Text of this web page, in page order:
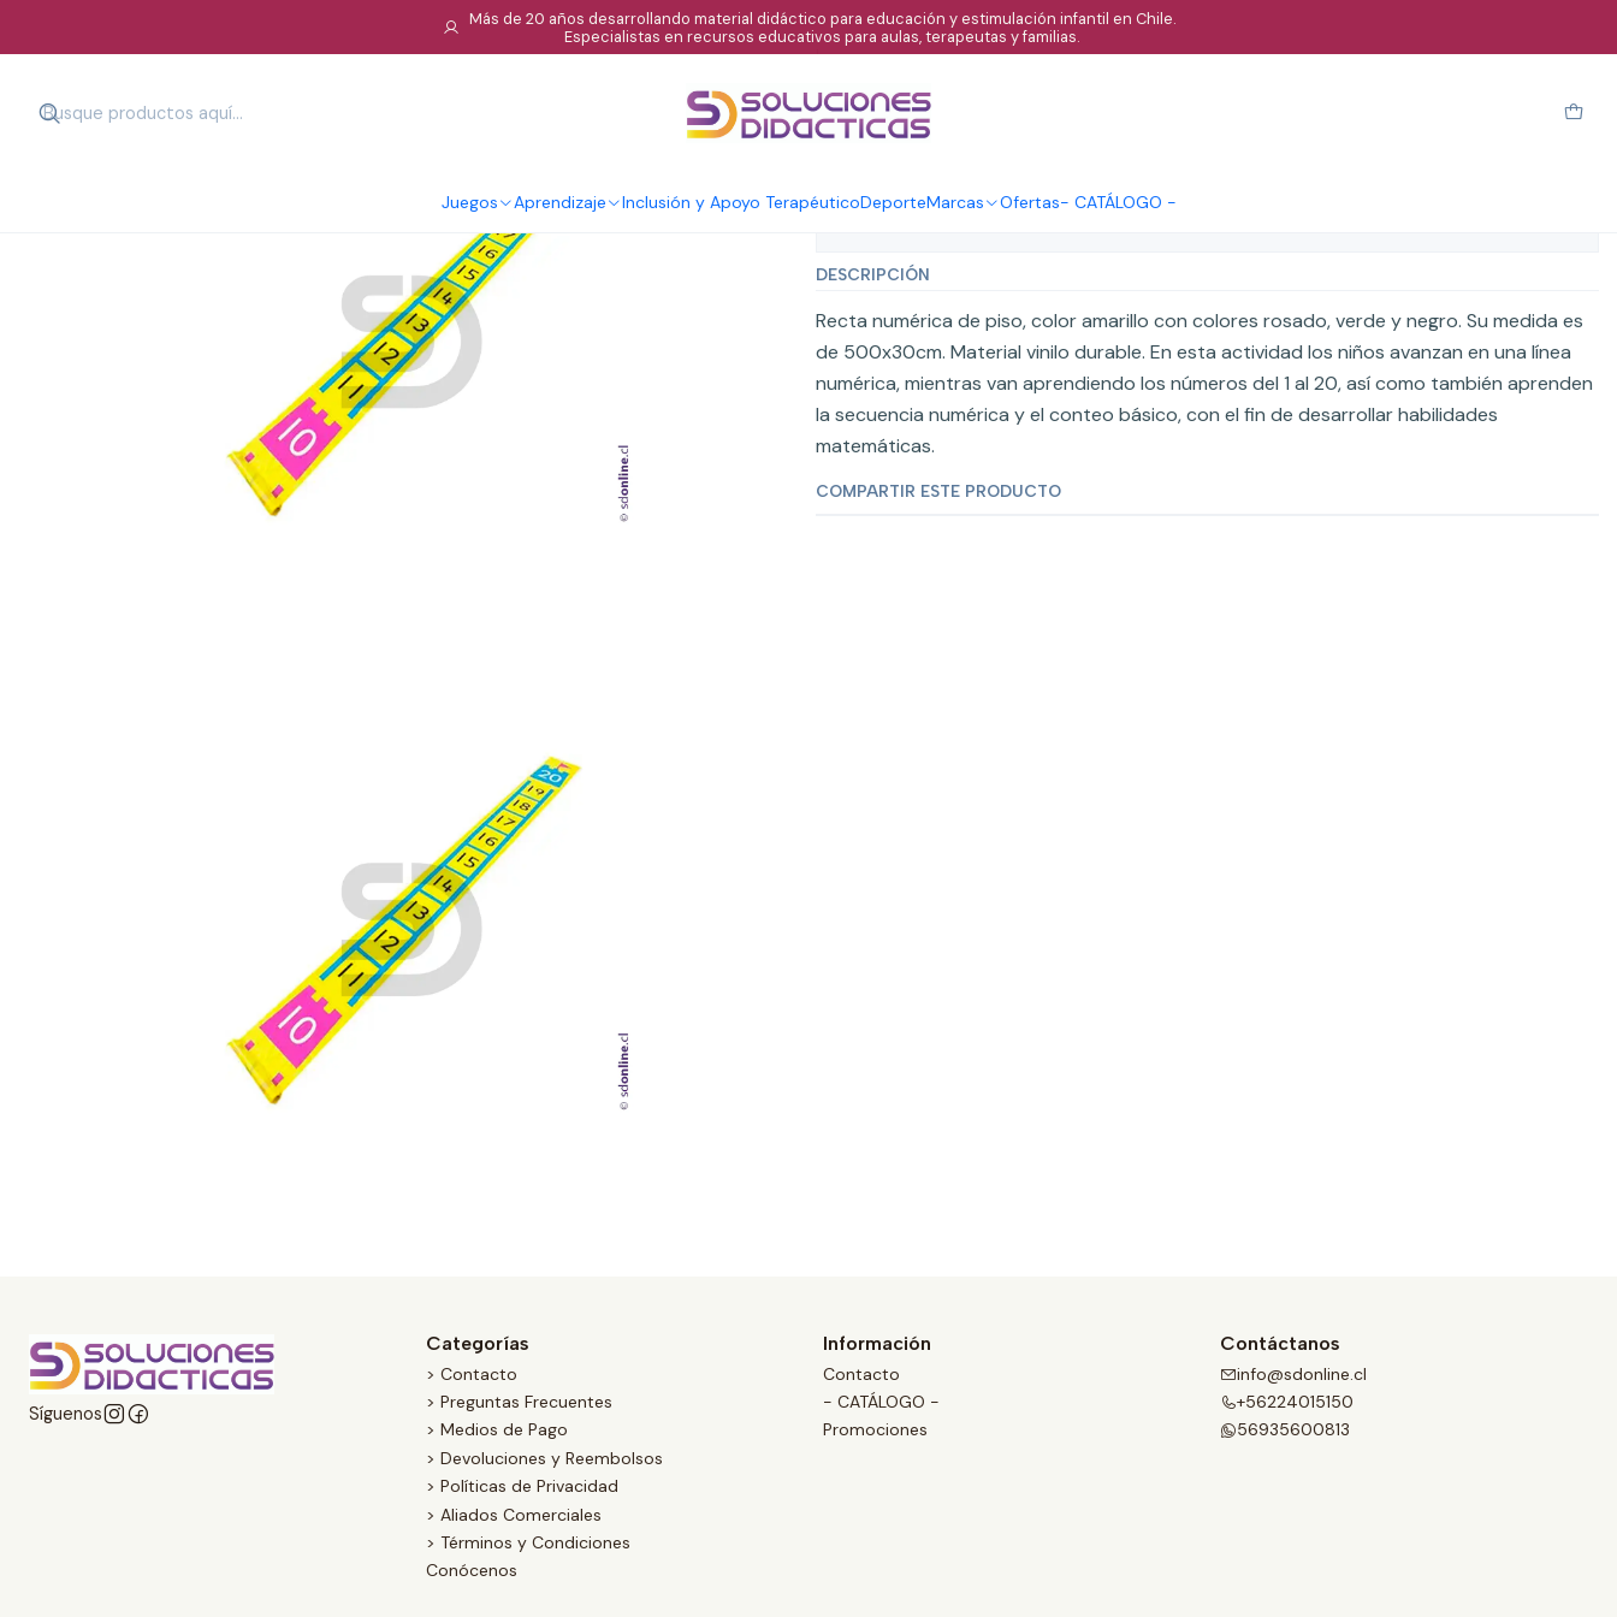
Juegos Aprendizaje Inclusión y Apoyo TerapéuticoDeporteMarcas Ofertas- CATÁLOGO -
Más de 20 años desarrollando material didáctico para educación y estimulación infantil en Chile.
Especialistas en recursos educativos para aulas, terapeutas y familias.
|
Recta numérica de piso 5 metros
DESCRIPCIÓN
Recta numérica de piso, color amarillo con colores rosado, verde y negro. Su medida es
de 500x30cm. Material vinilo durable. En esta actividad los niños avanzan en una línea
numérica, mientras van aprendiendo los números del 1 al 20, así como también aprenden
la secuencia numérica y el conteo básico, con el fin de desarrollar habilidades
matemáticas.
COMPARTIR ESTE PRODUCTO
Síguenos
Categorías
> Contacto
> Preguntas Frecuentes
> Medios de Pago
> Devoluciones y Reembolsos
> Políticas de Privacidad
> Aliados Comerciales
> Términos y Condiciones
Conócenos
Información
Contacto
- CATÁLOGO -
Promociones
Contáctanos
info@sdonline.cl
+56224015150
56935600813